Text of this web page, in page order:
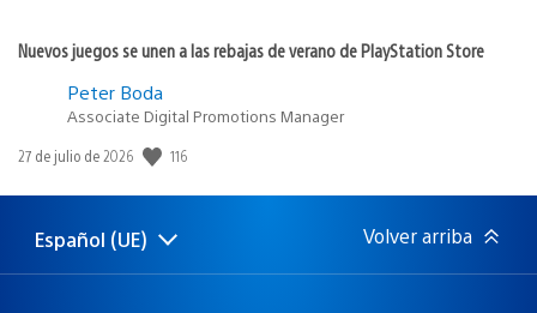
Nuevos juegos se unen a las rebajas de verano de PlayStation Store
Peter Boda
Associate Digital Promotions Manager
Fecha
publicación:
27 de julio de 2026 116
Selecciona
una
Región
actual:
Español (UE) Volver arriba